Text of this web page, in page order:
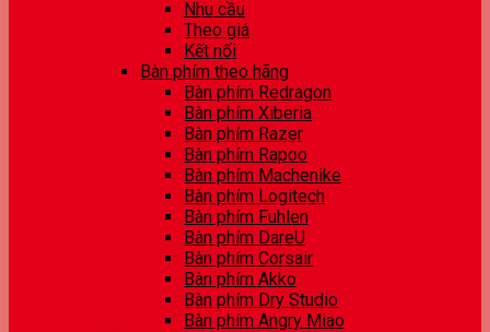
Nhu cầu
Theo giá
Kết nối
Bàn phím theo hãng
Bàn phím Redragon
Bàn phím Xiberia
Bàn phím Razer
Bàn phím Rapoo
Bàn phím Machenike
Bàn phím Logitech
Bàn phím Fuhlen
Bàn phím DareU
Bàn phím Corsair
Bàn phím Akko
Bàn phím Dry Studio
Bàn phím Angry Miao